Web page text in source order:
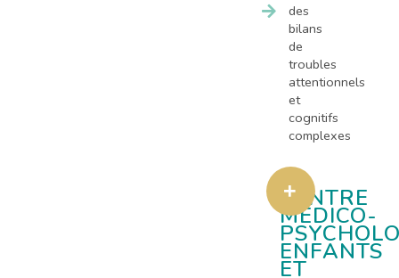
des
bilans
de
troubles
attentionnels
et
cognitifs
complexes
CENTRE
MÉDICO-
ENFANTS
ET